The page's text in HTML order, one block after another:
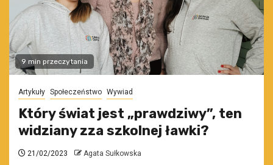
9 min przeczytania
Artykuły Społeczeństwo Wywiad
Który świat jest „prawdziwy”, ten
widziany zza szkolnej ławki?
21/02/2023 Agata Sułkowska